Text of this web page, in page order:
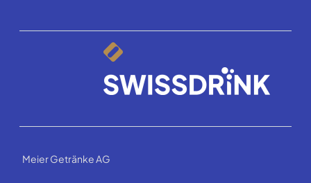
Meier Getränke AG